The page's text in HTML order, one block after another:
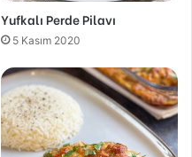
Yufkalı Perde Pilavı
5 Kasım 2020